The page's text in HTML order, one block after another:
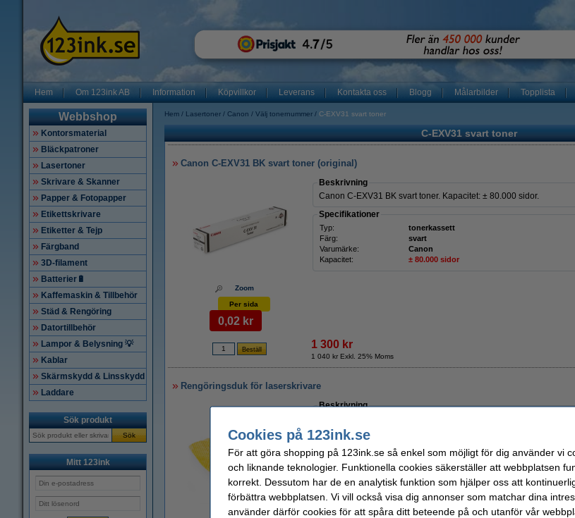
Hem Om 123ink AB Information Köpvillkor Leverans Kontakta oss Blogg Målarbilder Topplista
Webbshop
Kontorsmaterial
Bläckpatroner
Lasertoner
Skrivare & Skanner
Papper & Fotopapper
Etikettskrivare
Etiketter & Tejp
Färgband
3D-filament
Batterier🔋
Kaffemaskin & Tillbehör
Städ & Rengöring
Datortillbehör
Lampor & Belysning 💡
Kablar
Skärmskydd & Linsskydd
Laddare
Sök produkt
Sök
Mitt 123ink
Hem Lasertoner Canon Välj tonernummer C-EXV31 svart toner
C-EXV31 svart toner
Canon C-EXV31 BK svart toner (original)
Zoom
Beskrivning
Canon C-EXV31 BK svart toner. Kapacitet: ± 80.000 sidor.
Specifikationer
Typ: tonerkassett
Färg:
svart
Varumärke:
Canon
Kapacitet:
± 80.000 sidor
Per sida
0,02 kr
1 300 kr
1 040 kr Exkl. 25% Moms
Rengöringsduk för laserskrivare
Zoom
Beskrivning
Denna rengöringsduk drar åt sig tonerpulver som sedan fäster
lätt sprider tonerpulver snarare än plockar upp det, fäster sig
användas för att rengöra insidan av själva skrivaren samt för att
- sträck ut materialen i båda riktningarna före användning.
OBS! Låt inte duken komma i kontakt med trumenheten (den
Specifikationer
Typ: rengöringsduk för toner
Mått:
43 x 32 cm (LxB)
Cookies på 123ink.se
För att göra shopping på 123ink.se så enkel som möjligt för dig använder vi
och liknande teknologier. Funktionella cookies säkerställer att webbplatsen
korrekt. Dessutom har de en analytisk funktion som hjälper oss att
förbättra webbplatsen. Vi vill också visa dig annonser som matchar dina
använder därför cookies för att spåra ditt beteende på och utanför vår